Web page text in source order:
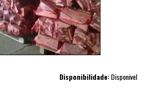
Disponibilidade:Disponivel